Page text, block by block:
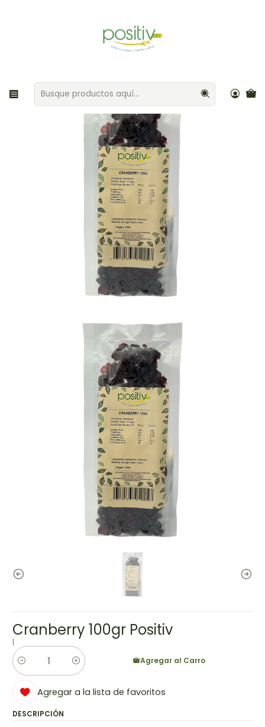
Frutos secos Cranberry 100gr Positiv
Cranberry 100gr Positiv
|
Cantidad
Agregar al Carro
Agregar a la lista de favoritos
DESCRIPCIÓN